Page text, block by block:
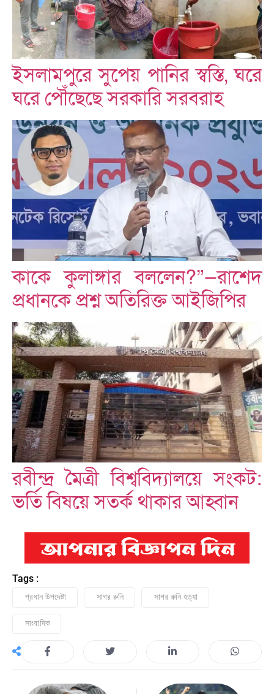
ইসলামপুরে সুপেয় পানির স্বস্তি, ঘরে
ঘরে পৌঁছেছে সরকারি সরবরাহ
কাকে কুলাঙ্গার বললেন?”—রাশেদ
প্রধানকে প্রশ্ন অতিরিক্ত আইজিপির
রবীন্দ্র মৈত্রী বিশ্ববিদ্যালয়ে সংকট:
ভর্তি বিষয়ে সতর্ক থাকার আহ্বান
Tags :
প্রধান উপদেষ্টা সাগর রুনি সাগর রুনি হত্যা
সাংবাদিক